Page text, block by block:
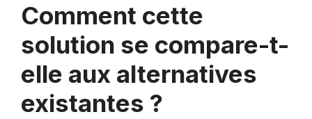
Comment cette
solution se compare-t-
elle aux alternatives
existantes ?